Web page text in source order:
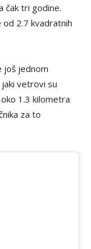
čak tri godine.
2.7 kvadratnih
još jednom
vetrovi su
1.3 kilometra
za to